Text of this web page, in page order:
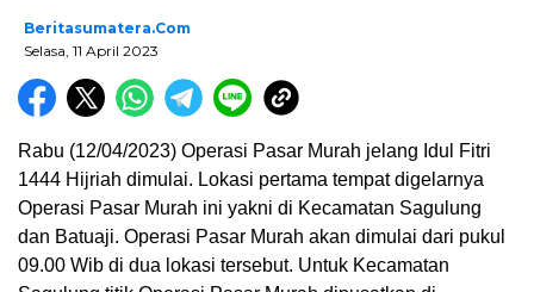
Beritasumatera.com
Selasa, 11 April 2023
Rabu (12/04/2023) Operasi Pasar Murah jelang Idul Fitri
1444 Hijriah dimulai. Lokasi pertama tempat digelarnya
Operasi Pasar Murah ini yakni di Kecamatan Sagulung
dan Batuaji. Operasi Pasar Murah akan dimulai dari pukul
09.00 Wib di dua lokasi tersebut. Untuk Kecamatan